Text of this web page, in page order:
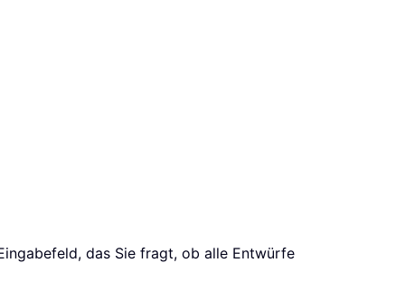
das Sie fragt, ob alle Entwürfe